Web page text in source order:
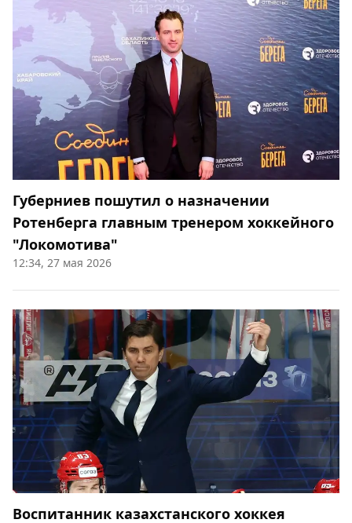
Губерниев пошутил о назначении
Ротенберга главным тренером хоккейного
"Локомотива"
12:34, 27 мая 2026
Воспитанник казахстанского хоккея